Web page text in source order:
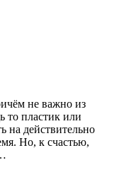
не важно из
то пластик или
на действительно
Но, к счастью,